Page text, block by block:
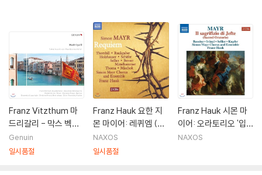
Lumen)
체르토 드 바수스, 프
란츠 하우크 (Johann
Simon Mayr: Staba
t Mater, Ave Maris
Stella, Eja Mater)
Franz Vitzthum 마
드리갈리 - 막스 벡쉐
퍼: 보컬 작품집 (Mad
rigali - Max Becksc
Genuin
일시품절
Franz Hauk 요한 지
몬 마이어: 레퀴엠 (Si
mon Mayr: Requie
m)
NAXOS
일시품절
Franz Hauk 시몬 마
이어: 오라토리오 '입
다의 희생 제물' (Sim
NAXOS